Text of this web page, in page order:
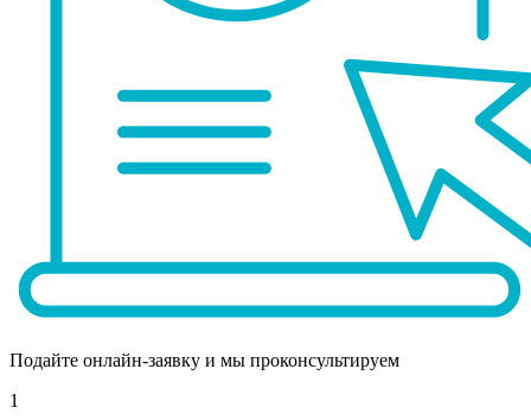
Подайте онлайн-заявку и мы проконсультируем
1